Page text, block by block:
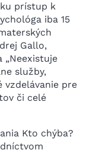
prístup k
iba 15
Gallo,
„Neexistuje
služby,
vzdelávanie pre
či celé
Kto chýba?